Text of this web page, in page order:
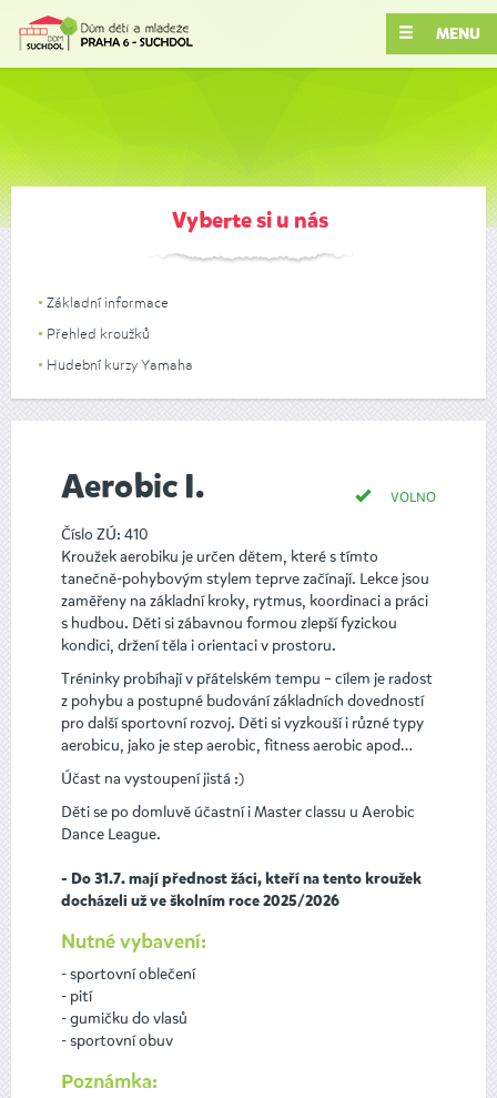
MENU
Vyberte si u nás
Základní informace
Přehled kroužků
Hudební kurzy Yamaha
VOLNO
Aerobic I.
Číslo ZÚ: 410
Kroužek aerobiku je určen dětem, které s tímto
tanečně-pohybovým stylem teprve začínají. Lekce jsou
zaměřeny na základní kroky, rytmus, koordinaci a práci
s hudbou. Děti si zábavnou formou zlepší fyzickou
kondici, držení těla i orientaci v prostoru.
Tréninky probíhají v přátelském tempu – cílem je radost
z pohybu a postupné budování základních dovedností
pro další sportovní rozvoj. Děti si vyzkouší i různé typy
aerobicu, jako je step aerobic, fitness aerobic apod…
Účast na vystoupení jistá :)
Děti se po domluvě účastní i Master classu u Aerobic
Dance League.
- Do 31.7. mají přednost žáci, kteří na tento kroužek
docházeli už ve školním roce 2025/2026
Nutné vybavení:
- sportovní oblečení
- pití
- gumičku do vlasů
- sportovní obuv
Poznámka: